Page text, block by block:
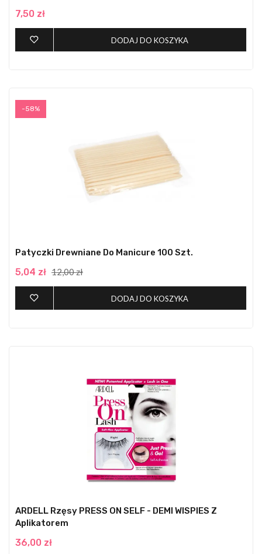
7,50 zł
DODAJ DO KOSZYKA
-58%
Patyczki Drewniane Do Manicure 100 Szt.
5,04 zł 12,00 zł
DODAJ DO KOSZYKA
ARDELL Rzęsy PRESS ON SELF - DEMI WISPIES Z
Aplikatorem
36,00 zł